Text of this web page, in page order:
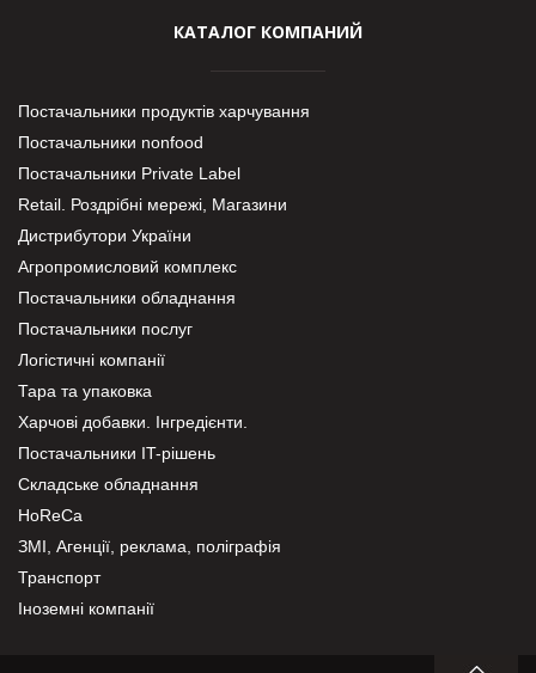
КАТАЛОГ КОМПАНИЙ
Постачальники продуктів харчування
Постачальники nonfood
Постачальники Private Label
Retail. Роздрібні мережі, Магазини
Дистрибутори України
Агропромисловий комплекс
Постачальники обладнання
Постачальники послуг
Логістичні компанії
Тара та упаковка
Харчові добавки. Інгредієнти.
Постачальники IT-рішень
Складське обладнання
HoReCa
ЗМІ, Агенції, реклама, поліграфія
Транспорт
Іноземні компанії